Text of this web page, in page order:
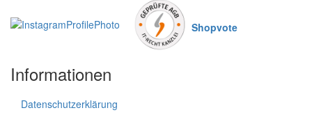
Shopvote
Informationen
Datenschutzerklärung